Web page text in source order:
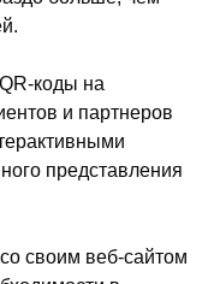
коды на
и партнеров
представления
своим веб-сайтом